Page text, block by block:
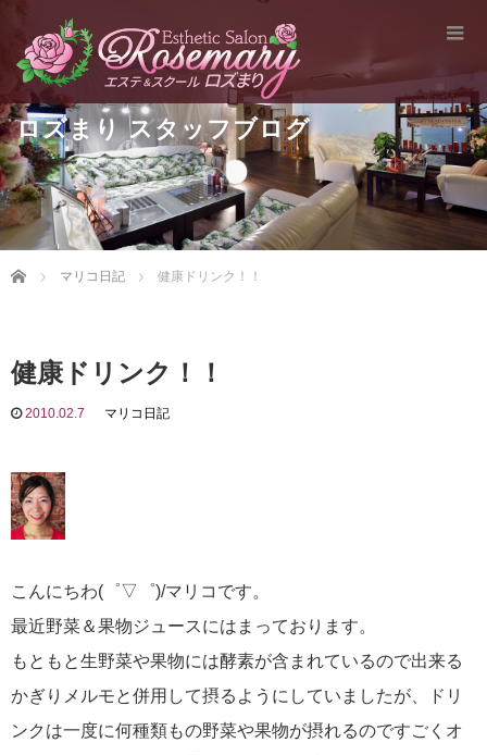
ロズまり スタッフブログ
Home マリコ日記 健康ドリンク！！
健康ドリンク！！
2010.02.7 マリコ日記
こんにちわ(゜▽゜)/マリコです。
最近野菜＆果物ジュースにはまっております。
もともと生野菜や果物には酵素が含まれているので出来る
かぎりメルモと併用して摂るようにしていましたが、ドリ
ンクは一度に何種類もの野菜や果物が摂れるのですごくオ